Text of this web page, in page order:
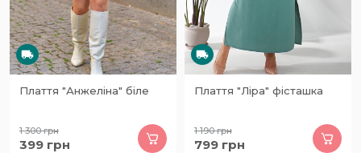
Плаття "Анжеліна" біле
1 300грн
399 грн
Плаття "Ліра" фісташка
1 190грн
799 грн